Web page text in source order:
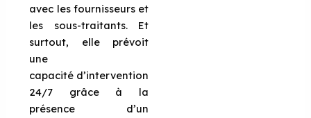
avec les fournisseurs et
les sous-traitants. Et
surtout, elle prévoit
une
capacité d’intervention
24/7 grâce à la
présence d’un